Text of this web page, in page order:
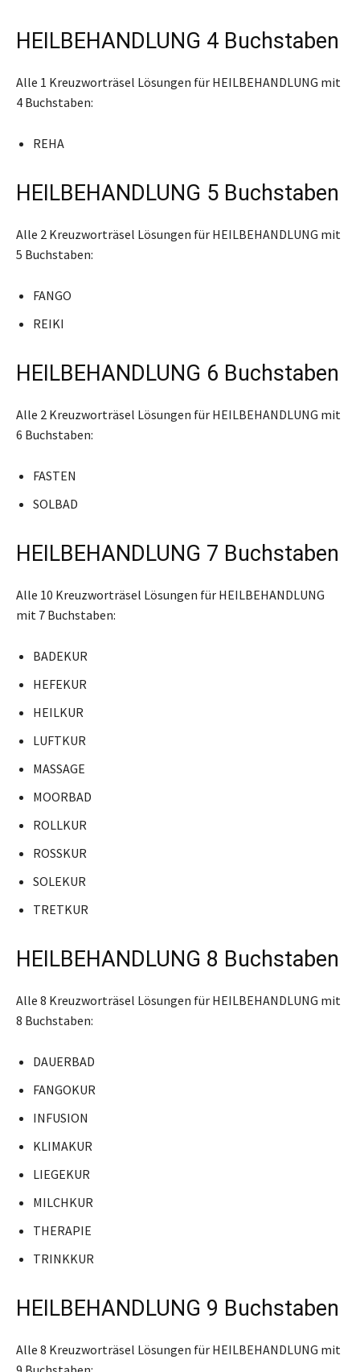
HEILBEHANDLUNG 4 Buchstaben
Alle 1 Kreuzworträsel Lösungen für HEILBEHANDLUNG mit
4 Buchstaben:
REHA
HEILBEHANDLUNG 5 Buchstaben
Alle 2 Kreuzworträsel Lösungen für HEILBEHANDLUNG mit
5 Buchstaben:
FANGO
REIKI
HEILBEHANDLUNG 6 Buchstaben
Alle 2 Kreuzworträsel Lösungen für HEILBEHANDLUNG mit
6 Buchstaben:
FASTEN
SOLBAD
HEILBEHANDLUNG 7 Buchstaben
Alle 10 Kreuzworträsel Lösungen für HEILBEHANDLUNG
mit 7 Buchstaben:
BADEKUR
HEFEKUR
HEILKUR
LUFTKUR
MASSAGE
MOORBAD
ROLLKUR
ROSSKUR
SOLEKUR
TRETKUR
HEILBEHANDLUNG 8 Buchstaben
Alle 8 Kreuzworträsel Lösungen für HEILBEHANDLUNG mit
8 Buchstaben:
DAUERBAD
FANGOKUR
INFUSION
KLIMAKUR
LIEGEKUR
MILCHKUR
THERAPIE
TRINKKUR
HEILBEHANDLUNG 9 Buchstaben
Alle 8 Kreuzworträsel Lösungen für HEILBEHANDLUNG mit